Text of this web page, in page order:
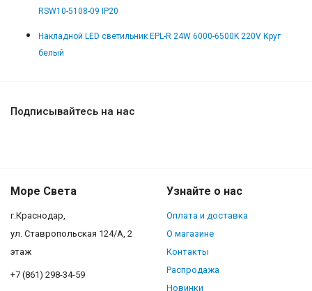
RSW10-5108-09 IP20
Накладной LED светильник EPL-R 24W 6000-6500K 220V Круг
белый
Подписывайтесь на нас
Море Света
г.Краснодар,
ул. Ставропольская 124/А, 2
этаж
+7 (861) 298-34-59
Узнайте о нас
Оплата и доставка
О магазине
Контакты
Распродажа
Новинки